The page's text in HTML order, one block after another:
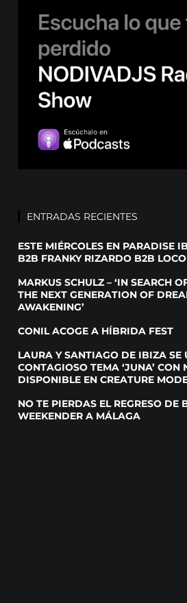
ENTRADAS RECIENTES
ESTE MIÉRCOLES EN PARADISE
B2B FRANKY RIZARDO B2B
MARKUS SCHULZ – ‘IN SEARCH
THE NEXT GENERATION OF
AWAKENING’
CONIL ACOGE A HÍBRIDA FEST
LAURA Y SANTIAGO DE IBIZA SE
CONTAGIOSO TEMA ‘JUNA’ CON
DISPONIBLE EN CREATURE
NO TE PIERDAS EL REGRESO DE
WEEKENDER A MÁLAGA